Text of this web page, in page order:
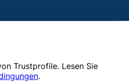
Trustprofile. Lesen Sie
.